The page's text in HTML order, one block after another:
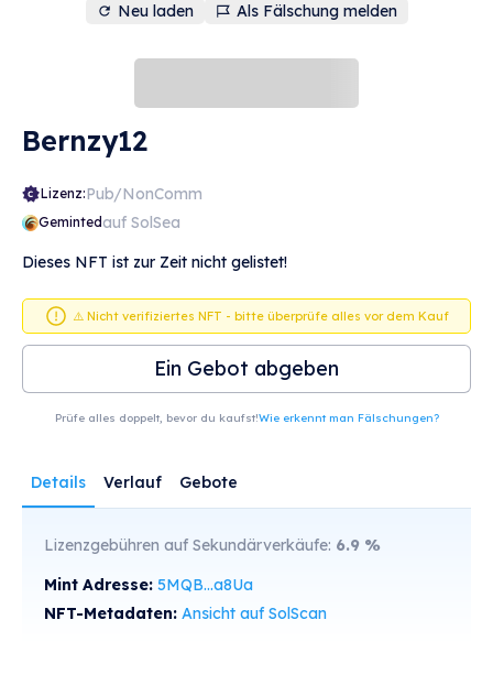
Neu laden Als Fälschung melden
Bernzy12
Lizenz:Pub/NonComm
Gemintedauf SolSea
Dieses NFT ist zur Zeit nicht gelistet!
⚠️ Nicht verifiziertes NFT - bitte überprüfe alles vor dem Kauf
Ein Gebot abgeben
Prüfe alles doppelt, bevor du kaufst!Wie erkennt man Fälschungen?
Details Verlauf Gebote
Lizenzgebühren auf Sekundärverkäufe: 6.9 %
Mint Adresse: 5MQB...a8Ua
NFT-Metadaten: Ansicht auf SolScan